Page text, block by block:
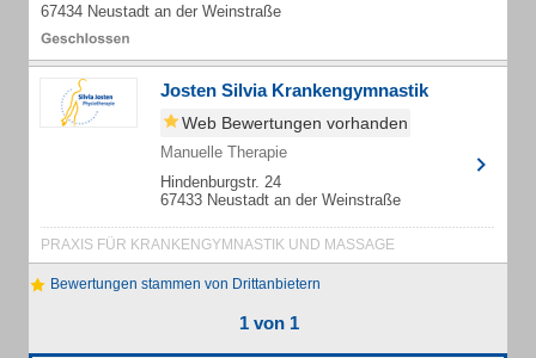
67434 Neustadt an der Weinstraße
Josten Silvia Krankengymnastik
Web Bewertungen vorhanden
Manuelle Therapie
Hindenburgstr. 24
67433 Neustadt an der Weinstraße
PRAXIS FÜR KRANKENGYMNASTIK UND MASSAGE
Bewertungen stammen von Drittanbietern
1 von 1